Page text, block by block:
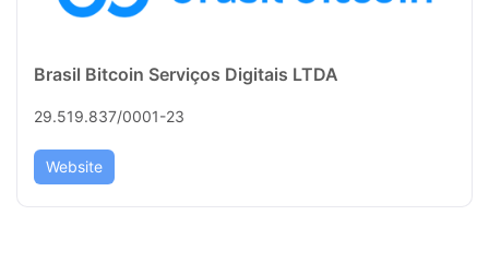
Brasil Bitcoin Serviços Digitais LTDA
29.519.837/0001-23
Website